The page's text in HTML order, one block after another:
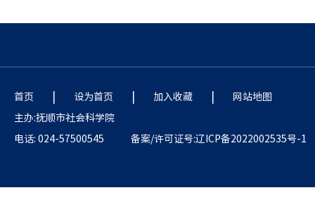
首页 | 设为首页 | 加入收藏 |
网站地图
主办:抚顺市社会科学院
电话: 024-57500545
备案/许可证号:辽ICP备2022002535号-1